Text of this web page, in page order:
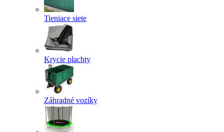
Tieniace siete
Krycie plachty
Záhradné vozíky